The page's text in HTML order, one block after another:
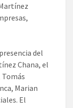
del
Chana, el
Marian
El